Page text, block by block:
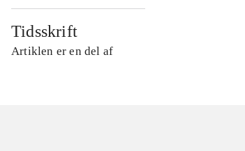
Tidsskrift
Artiklen er en del af